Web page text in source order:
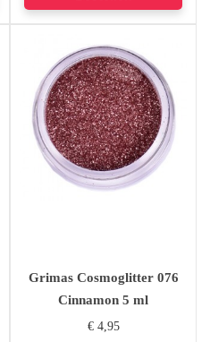
Grimas Cosmoglitter 076
Cinnamon 5 ml
€ 4,95